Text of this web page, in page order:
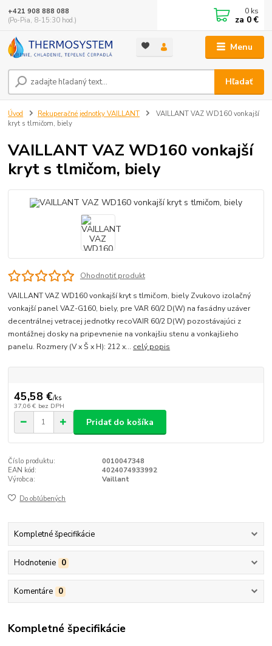
Menu
Hľadať
+421 908 888 088
(Po-Pia, 8-15:30 hod.)
0 ks
za 0 €
Úvod Rekuperačné jednotky VAILLANT
VAILLANT VAZ WD160 vonkajší
kryt s tlmičom, biely
VAILLANT VAZ WD160 vonkajší
kryt s tlmičom, biely
Ohodnotiť produkt
VAILLANT VAZ WD160 vonkajší kryt s tlmičom, biely Zvukovo izolačný
vonkajší panel VAZ-G160, biely, pre VAR 60/2 D(W) na fasádny uzáver
decentrálnej vetracej jednotky recoVAIR 60/2 D(W) pozostávajúci z
montážnej dosky na pripevnenie na vonkajšiu stenu a vonkajšieho
panelu. Rozmery (V x Š x H): 212 x... celý popis
45,58 €/ks
37,06 € bez DPH
Pridať do košíka
Číslo produktu:
0010047348
EAN kód:
4024074933992
Výrobca:
Vaillant
Do obľúbených
Kompletné špecifikácie
Hodnotenie 0
Komentáre 0
Kompletné špecifikácie